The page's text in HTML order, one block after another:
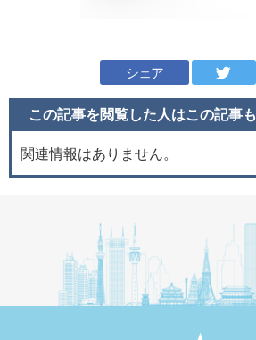
シェア
この記事を閲覧した人はこの記事も
関連情報はありません。